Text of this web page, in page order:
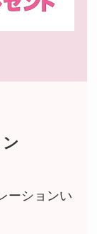
ーションい